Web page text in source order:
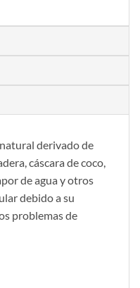
derivado de
cáscara de coco,
de agua y otros
debido a su
problemas de